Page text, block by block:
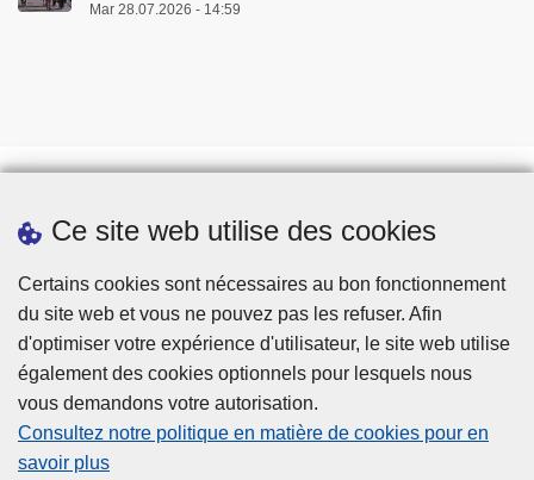
Ce site web utilise des cookies
Certains cookies sont nécessaires au bon fonctionnement
du site web et vous ne pouvez pas les refuser. Afin
d'optimiser votre expérience d'utilisateur, le site web utilise
également des cookies optionnels pour lesquels nous
vous demandons votre autorisation.
Consultez notre politique en matière de cookies pour en
savoir plus
Mar 28.07.2026 - 14:59
Téléchargements
Presse